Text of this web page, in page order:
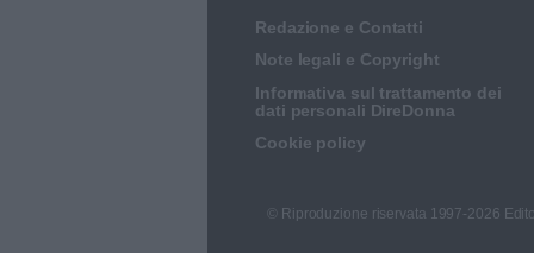
Redazione e Contatti
Note legali e Copyright
Informativa sul trattamento dei
dati personali DireDonna
Cookie policy
© Riproduzione riservata 1997-2026